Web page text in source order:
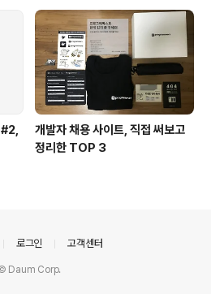
개발자 채용 사이트, 직접 써보고
정리한 TOP 3
로그인 고객센터
Daum Corp.